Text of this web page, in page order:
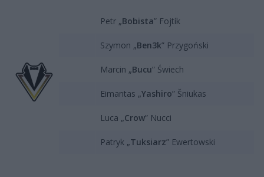
Petr „Bobista” Fojtík
Szymon „Ben3k” Przygoński
Marcin „Bucu” Świech
Eimantas „Yashiro” Šniukas
Luca „Crow” Nucci
Patryk „Tuksiarz” Ewertowski